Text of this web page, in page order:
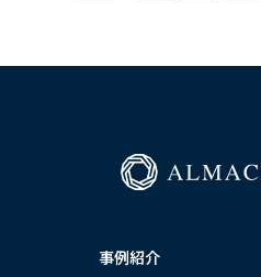
ペ
事例紹介